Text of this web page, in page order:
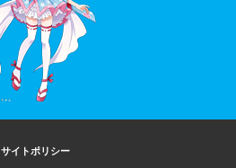
サイトポリシー